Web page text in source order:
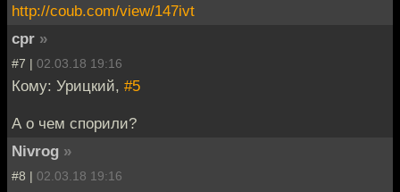
http://coub.com/view/147ivt
cpr »
#7 | 02.03.18 19:16
Кому: Урицкий, #5
А о чем спорили?
Nivrog »
#8 | 02.03.18 19:16